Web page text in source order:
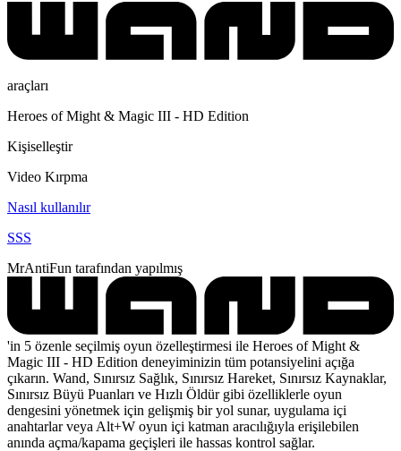
araçları
Heroes of Might & Magic III - HD Edition
Kişiselleştir
Video Kırpma
Nasıl kullanılır
SSS
MrAntiFun tarafından yapılmış
'in 5 özenle seçilmiş oyun özelleştirmesi ile Heroes of Might &
Magic III - HD Edition deneyiminizin tüm potansiyelini açığa
çıkarın. Wand, Sınırsız Sağlık, Sınırsız Hareket, Sınırsız Kaynaklar,
Sınırsız Büyü Puanları ve Hızlı Öldür gibi özelliklerle oyun
dengesini yönetmek için gelişmiş bir yol sunar, uygulama içi
anahtarlar veya Alt+W oyun içi katman aracılığıyla erişilebilen
anında açma/kapama geçişleri ile hassas kontrol sağlar.